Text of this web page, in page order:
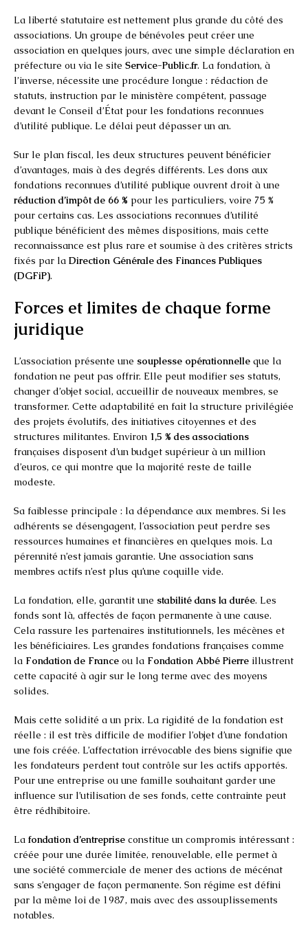
La liberté statutaire est nettement plus grande du côté des
associations. Un groupe de bénévoles peut créer une
association en quelques jours, avec une simple déclaration en
préfecture ou via le site Service-Public.fr. La fondation, à
l’inverse, nécessite une procédure longue : rédaction de
statuts, instruction par le ministère compétent, passage
devant le Conseil d’État pour les fondations reconnues
d’utilité publique. Le délai peut dépasser un an.
Sur le plan fiscal, les deux structures peuvent bénéficier
d’avantages, mais à des degrés différents. Les dons aux
fondations reconnues d’utilité publique ouvrent droit à une
réduction d’impôt de 66 % pour les particuliers, voire 75 %
pour certains cas. Les associations reconnues d’utilité
publique bénéficient des mêmes dispositions, mais cette
reconnaissance est plus rare et soumise à des critères stricts
fixés par la Direction Générale des Finances Publiques
(DGFiP).
Forces et limites de chaque forme
juridique
L’association présente une souplesse opérationnelle que la
fondation ne peut pas offrir. Elle peut modifier ses statuts,
changer d’objet social, accueillir de nouveaux membres, se
transformer. Cette adaptabilité en fait la structure privilégiée
des projets évolutifs, des initiatives citoyennes et des
structures militantes. Environ 1,5 % des associations
françaises disposent d’un budget supérieur à un million
d’euros, ce qui montre que la majorité reste de taille
modeste.
Sa faiblesse principale : la dépendance aux membres. Si les
adhérents se désengagent, l’association peut perdre ses
ressources humaines et financières en quelques mois. La
pérennité n’est jamais garantie. Une association sans
membres actifs n’est plus qu’une coquille vide.
La fondation, elle, garantit une stabilité dans la durée. Les
fonds sont là, affectés de façon permanente à une cause.
Cela rassure les partenaires institutionnels, les mécènes et
les bénéficiaires. Les grandes fondations françaises comme
la Fondation de France ou la Fondation Abbé Pierre illustrent
cette capacité à agir sur le long terme avec des moyens
solides.
Mais cette solidité a un prix. La rigidité de la fondation est
réelle : il est très difficile de modifier l’objet d’une fondation
une fois créée. L’affectation irrévocable des biens signifie que
les fondateurs perdent tout contrôle sur les actifs apportés.
Pour une entreprise ou une famille souhaitant garder une
influence sur l’utilisation de ses fonds, cette contrainte peut
être rédhibitoire.
La fondation d’entreprise constitue un compromis intéressant :
créée pour une durée limitée, renouvelable, elle permet à
une société commerciale de mener des actions de mécénat
sans s’engager de façon permanente. Son régime est défini
par la même loi de 1987, mais avec des assouplissements
notables.